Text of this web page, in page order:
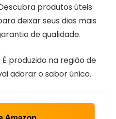
produtos úteis
deixar seus dias mais
de qualidade.
produzido na região de
adorar o sabor único.